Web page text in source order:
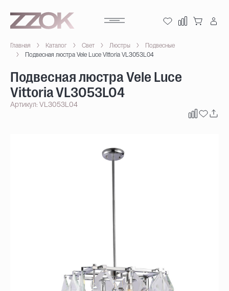
Главная Каталог Свет Люстры
Подвесные
Подвесная люстра Vele Luce Vittoria VL3053L04
Подвесная люстра Vele Luce
Vittoria VL3053L04
Артикул: VL3053L04